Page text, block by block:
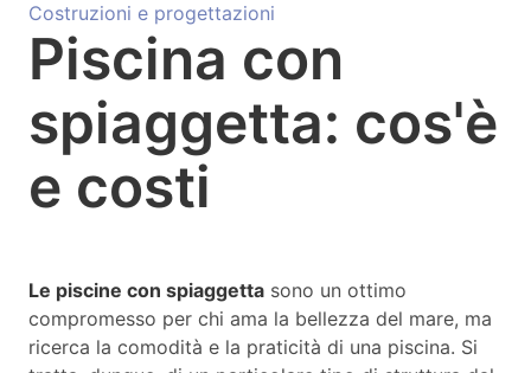
Costruzioni e progettazioni
Piscina con
spiaggetta: cos'è
e costi
Le piscine con spiaggetta sono un ottimo
compromesso per chi ama la bellezza del mare, ma
ricerca la comodità e la praticità di una piscina. Si